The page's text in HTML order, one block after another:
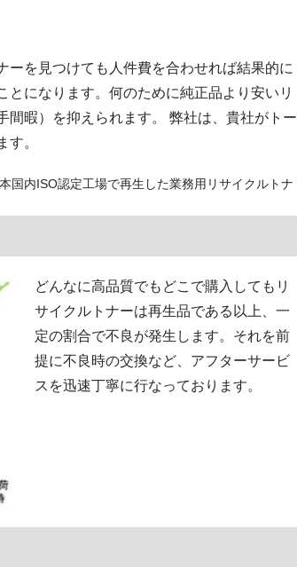
ーを見つけても人件費を合わせれば結果的に
になります。何のために純正品より安いリ
暇）を抑えられます。 弊社は、貴社がトー
。
国内ISO認定工場で再生した業務用リサイクルトナ
どんなに高品質でもどこで購入してもリ
サイクルトナーは再生品である以上、一
定の割合で不良が発生します。それを前
提に不良時の交換など、アフターサービ
スを迅速丁寧に行なっております。